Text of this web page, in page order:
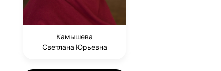
Камышева
Светлана Юрьевна